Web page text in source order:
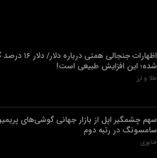
اظهارات جنجالی همتی درباره
شده؛ این افزایش طبیعی است!
طلا و ارز
سهم چشمگیر اپل از بازار جهانی گوشی‌های
سامسونگ در رتبه دوم
فناوری